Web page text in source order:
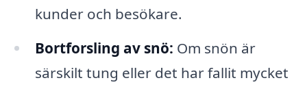
kunder och besökare.
Bortforsling av snö: Om snön är
särskilt tung eller det har fallit mycket